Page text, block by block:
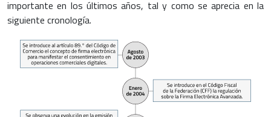
importante en los últimos años, tal y como se aprecia en la
siguiente cronología.